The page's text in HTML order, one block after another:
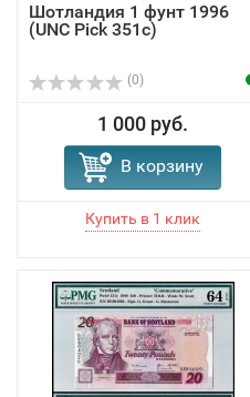
Шотландия 1 фунт 1996
(UNC Pick 351c)
(0)
1 000 руб.
В корзину